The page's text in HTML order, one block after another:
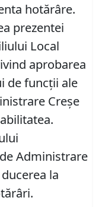
hotărâre.
prezentei
Local
aprobarea
de funcții ale
Creșe
Administrare
la